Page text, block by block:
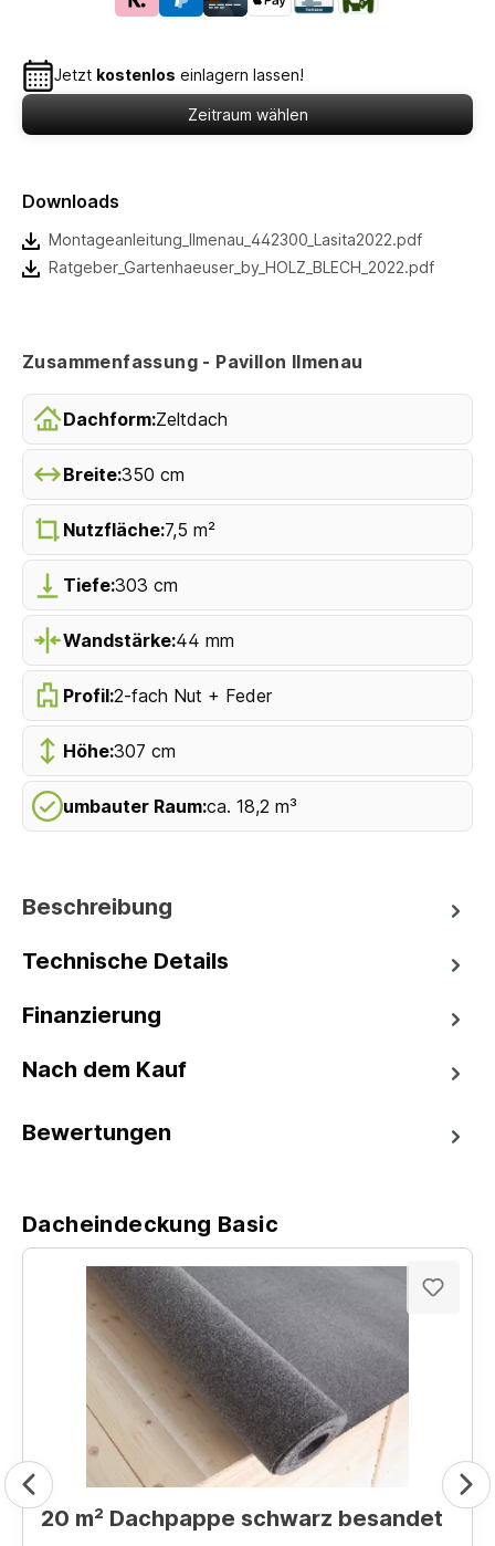
Jetzt kostenlos einlagern lassen!
Zeitraum wählen
Downloads
Montageanleitung_Ilmenau_442300_Lasita2022.pdf
Ratgeber_Gartenhaeuser_by_HOLZ_BLECH_2022.pdf
Zusammenfassung - Pavillon Ilmenau
Dachform:Zeltdach
Breite:350 cm
Nutzfläche:7,5 m²
Tiefe:303 cm
Wandstärke:44 mm
Profil:2-fach Nut + Feder
Höhe:307 cm
umbauter Raum:ca. 18,2 m³
Beschreibung
Technische Details
Finanzierung
Nach dem Kauf
Bewertungen
Dacheindeckung Basic
20 m² Dachpappe schwarz besandet